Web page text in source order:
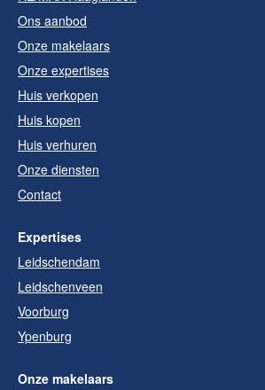
Ons aanbod
Onze makelaars
Onze expertises
Huis verkopen
Huis kopen
Huis verhuren
Onze diensten
Contact
Expertises
Leidschendam
Leidschenveen
Voorburg
Ypenburg
Onze makelaars